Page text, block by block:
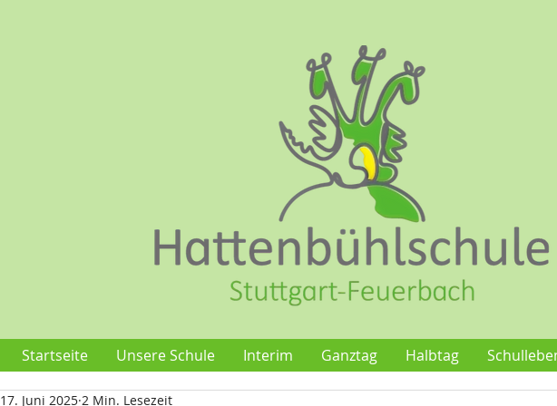
Startseite Unsere Schule Interim Ganztag Halbtag
17. Juni 2025 2 Min. Lesezeit